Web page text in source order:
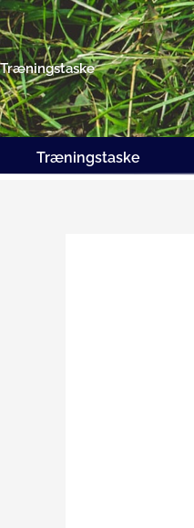
Gå
til
indholdet
Træningstaske
Træningstaske